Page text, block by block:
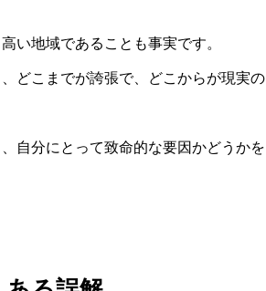
い地域であることも事実です。
どこまでが誇張で、どこからが現実の
自分にとって致命的な要因かどうかを